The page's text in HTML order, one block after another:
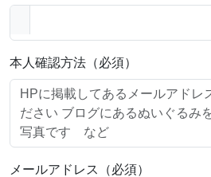
本人確認方法（必須）
メールアドレス（必須）